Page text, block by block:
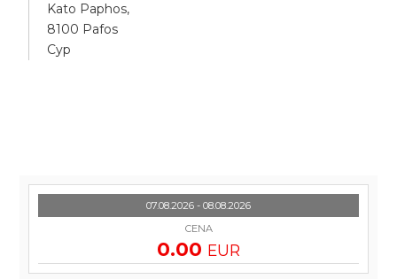
Kato Paphos,
8100 Pafos
Cyp
07.08.2026 - 08.08.2026
CENA
0.00 EUR